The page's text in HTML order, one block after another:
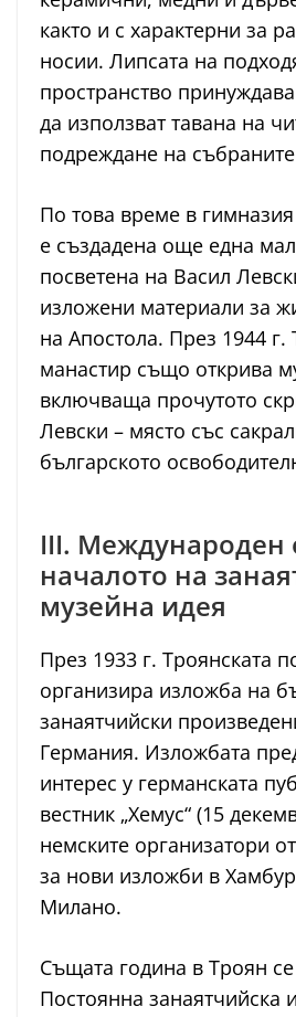
както и с характерни за
носии. Липсата на
пространство
да използват тавана на
подреждане на
По това време в
е създадена още една
посветена на Васил
изложени материали за
на Апостола. През 1944 г.
манастир също открива
включваща прочутото
Левски – място със
българското
III. Международен
началото на
музейна идея
През 1933 г. Троянската
организира изложба на
занаятчийски
Германия. Изложбата
интерес у германската
вестник „Хемус“ (15
немските организатори
за нови изложби в
Милано.
Същата година в Троян
Постоянна занаятчийска